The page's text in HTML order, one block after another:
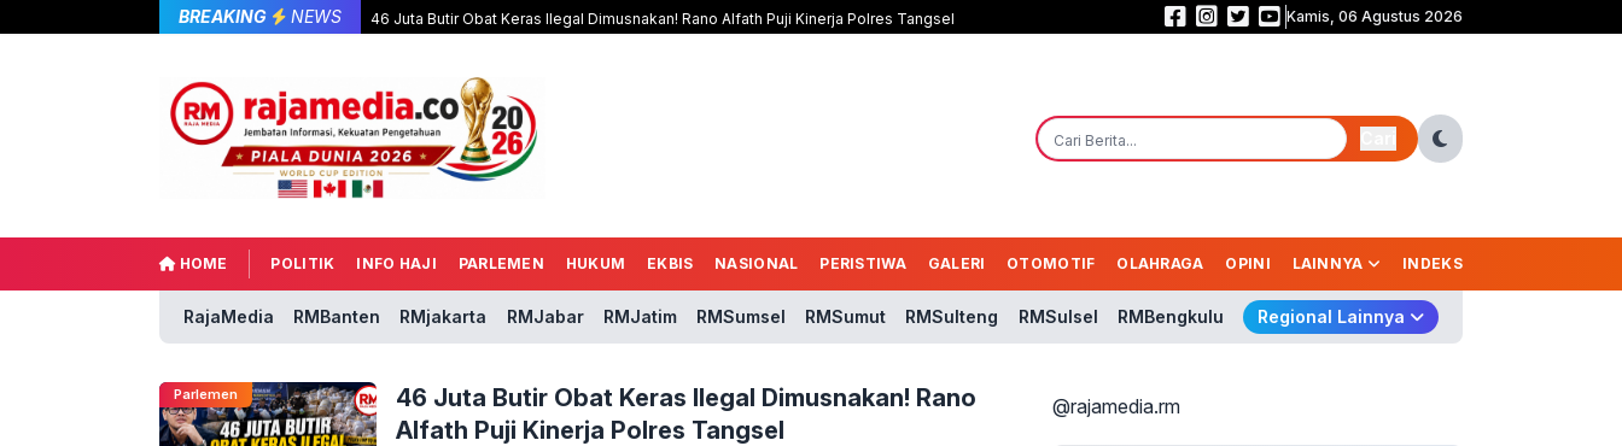
BREAKING NEWS 46 Juta Butir Obat Keras Ilegal Dimusnakan! Rano Alfath Puji Kinerja Polres Tangsel Persija Sabet Juara 3 Piala Presiden 2026 Usai Bungkam Arema 3-1
Kamis, 06 Agustus 2026
HOME POLITIK INFO HAJI PARLEMEN HUKUM EKBIS NASIONAL PERISTIWA GALERI OTOMOTIF OLAHRAGA OPINI LAINNYA INDEKS
RajaMedia RMBanten RMjakarta RMJabar RMJatim RMSumsel RMSumut RMSulteng RMSulsel RMBengkulu Regional Lainnya
Parlemen
46 Juta Butir Obat Keras Ilegal Dimusnakan! Rano
Alfath Puji Kinerja Polres Tangsel
@rajamedia.rm